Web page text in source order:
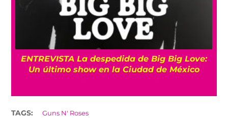
ENTREVISTA La despedida de Big Big Love:
Un último show en la Ciudad de México
TAGS: Guns N' Roses